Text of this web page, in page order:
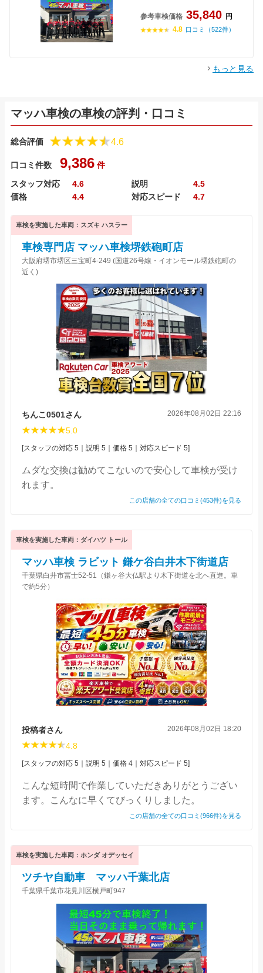
参考車検価格 35,840 円
4.8 口コミ（522件）
もっと見る
マッハ車検の車検の評判・口コミ
総合評価 4.6
口コミ件数 9,386 件
スタッフ対応
4.6 説明
4.5
価格
4.4 対応スピード 4.7
車検を実施した車両：スズキ ハスラー
車検専門店 マッハ車検堺鉄砲町店
大阪府堺市堺区三宝町4-249 (国道26号線・イオンモール堺鉄砲町の
近く)
ちんこ0501さん 2026年08月02日 22:16
5.0
[スタッフの対応 5｜説明 5｜価格 5｜対応スピード 5]
ムダな交換は勧めてこないので安心して車検が受け
れます。
この店舗の全ての口コミ(453件)を見る
車検を実施した車両：ダイハツ トール
マッハ車検 ラビット 鎌ケ谷白井木下街道店
千葉県白井市冨士52-51（鎌ヶ谷大仏駅より木下街道を北へ直進。車
で約5分）
投稿者さん 2026年08月02日 18:20
4.8
[スタッフの対応 5｜説明 5｜価格 4｜対応スピード 5]
こんな短時間で作業していただきありがとうござい
ます。こんなに早くてびっくりしました。
この店舗の全ての口コミ(966件)を見る
車検を実施した車両：ホンダ オデッセイ
ツチヤ自動車 マッハ千葉北店
千葉県千葉市花見川区横戸町947